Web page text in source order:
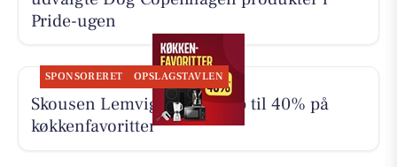
Pride-ugen
SPONSORERET OPSLAGSTAVLEN
Skousen Lemvig tilbyder op til 40% på
køkkenfavoritter